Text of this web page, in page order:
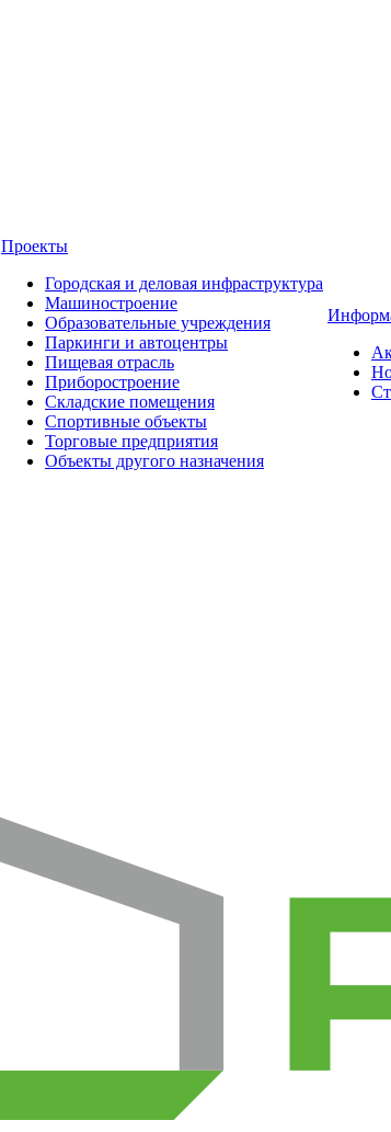
Проекты
Городская и деловая инфраструктура
Машиностроение
Образовательные учреждения
Паркинги и автоцентры
Пищевая отрасль
Приборостроение
Складские помещения
Спортивные объекты
Торговые предприятия
Объекты другого назначения